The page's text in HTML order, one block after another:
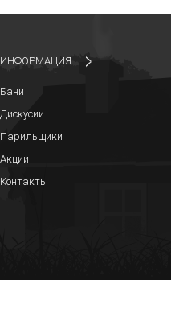
ИНФОРМАЦИЯ
Бани
Дискусии
Парильщики
Акции
Контакты